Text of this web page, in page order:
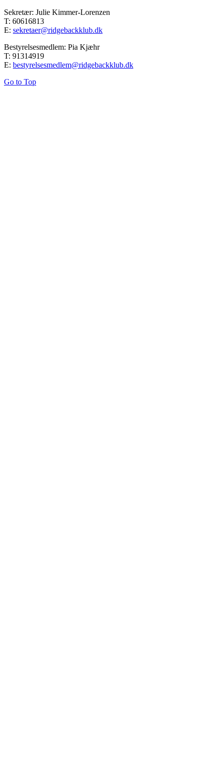
Sekretær: Julie Kimmer-Lorenzen
T: 60616813
E: sekretaer@ridgebackklub.dk
Bestyrelsesmedlem: Pia Kjæhr
T: 91314919
E: bestyrelsesmedlem@ridgebackklub.dk
Go to Top